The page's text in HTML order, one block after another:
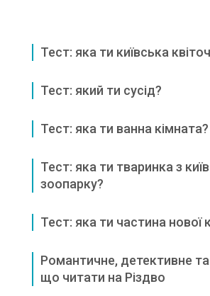
Тест: яка ти київська
Тест: який ти сусід?
Тест: яка ти ванна кімната?
Тест: яка ти тваринка з
зоопарку?
Тест: яка ти частина нової
Романтичне, детективне та
що читати на Різдво